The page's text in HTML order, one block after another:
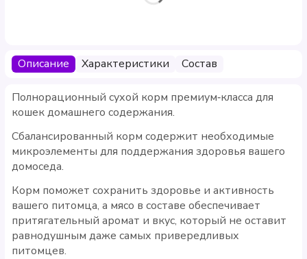
Описание Характеристики Состав
Полнорационный сухой корм премиум‑класса для
кошек домашнего содержания.
Сбалансированный корм содержит необходимые
микроэлементы для поддержания здоровья вашего
домоседа.
Корм поможет сохранить здоровье и активность
вашего питомца, а мясо в составе обеспечивает
притягательный аромат и вкус, который не оставит
равнодушным даже самых привередливых
питомцев.